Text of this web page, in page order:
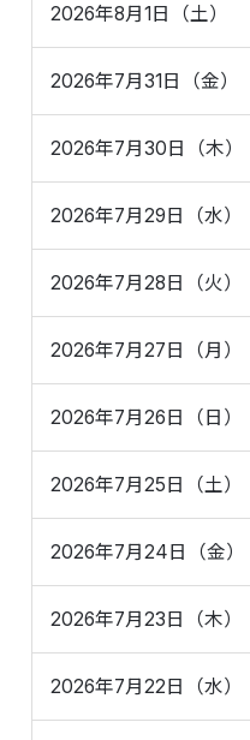
2026年8月1日（土）
2026年7月31日（金）
2026年7月30日（木）
2026年7月29日（水）
2026年7月28日（火）
2026年7月27日（月）
2026年7月26日（日）
2026年7月25日（土）
2026年7月24日（金）
2026年7月23日（木）
2026年7月22日（水）